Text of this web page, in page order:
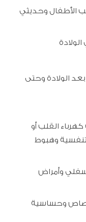
الأطفال وحديثي
الولادة وحتى
كهرباء القلب أو
وهبوط
وأمراض
وحساسية